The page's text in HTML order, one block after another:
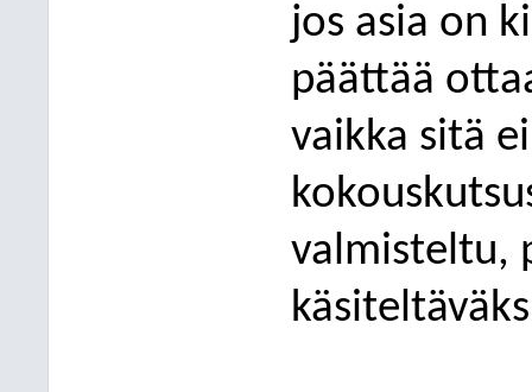
jos asia on
päättää
vaikka sitä
valmisteltu,